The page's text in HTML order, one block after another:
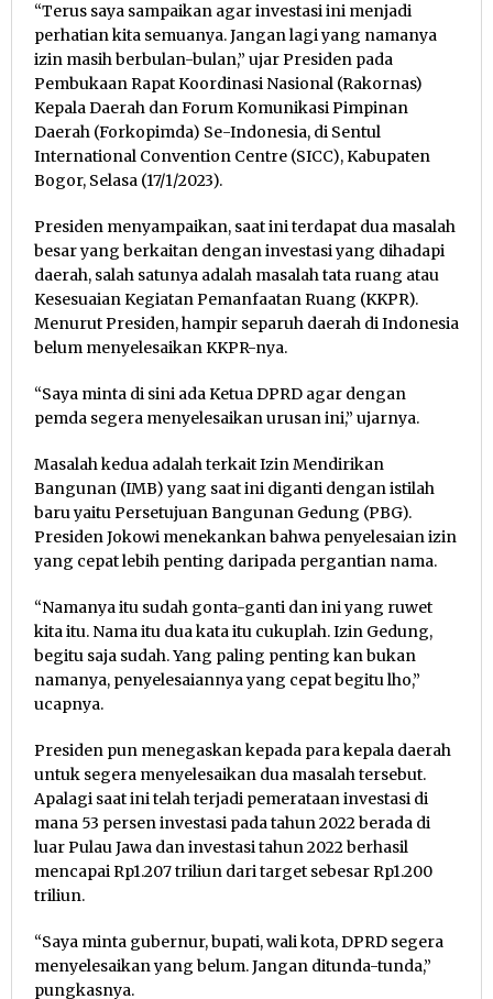
“Terus saya sampaikan agar investasi ini menjadi
perhatian kita semuanya. Jangan lagi yang namanya
izin masih berbulan-bulan,” ujar Presiden pada
Pembukaan Rapat Koordinasi Nasional (Rakornas)
Kepala Daerah dan Forum Komunikasi Pimpinan
Daerah (Forkopimda) Se-Indonesia, di Sentul
International Convention Centre (SICC), Kabupaten
Bogor, Selasa (17/1/2023).
Presiden menyampaikan, saat ini terdapat dua masalah
besar yang berkaitan dengan investasi yang dihadapi
daerah, salah satunya adalah masalah tata ruang atau
Kesesuaian Kegiatan Pemanfaatan Ruang (KKPR).
Menurut Presiden, hampir separuh daerah di Indonesia
belum menyelesaikan KKPR-nya.
“Saya minta di sini ada Ketua DPRD agar dengan
pemda segera menyelesaikan urusan ini,” ujarnya.
Masalah kedua adalah terkait Izin Mendirikan
Bangunan (IMB) yang saat ini diganti dengan istilah
baru yaitu Persetujuan Bangunan Gedung (PBG).
Presiden Jokowi menekankan bahwa penyelesaian izin
yang cepat lebih penting daripada pergantian nama.
“Namanya itu sudah gonta-ganti dan ini yang ruwet
kita itu. Nama itu dua kata itu cukuplah. Izin Gedung,
begitu saja sudah. Yang paling penting kan bukan
namanya, penyelesaiannya yang cepat begitu lho,”
ucapnya.
Presiden pun menegaskan kepada para kepala daerah
untuk segera menyelesaikan dua masalah tersebut.
Apalagi saat ini telah terjadi pemerataan investasi di
mana 53 persen investasi pada tahun 2022 berada di
luar Pulau Jawa dan investasi tahun 2022 berhasil
mencapai Rp1.207 triliun dari target sebesar Rp1.200
triliun.
“Saya minta gubernur, bupati, wali kota, DPRD segera
menyelesaikan yang belum. Jangan ditunda-tunda,”
pungkasnya.